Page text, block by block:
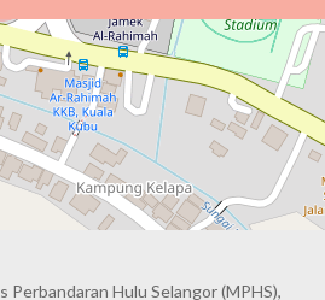
Perbandaran Hulu Selangor (MPHS),